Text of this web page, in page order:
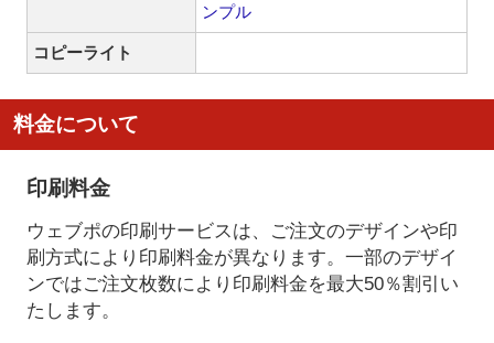
ンプル
コピーライト
料金について
印刷料金
ウェブポの印刷サービスは、ご注文のデザインや印
刷方式により印刷料金が異なります。一部のデザイ
ンではご注文枚数により印刷料金を最大50％割引い
たします。